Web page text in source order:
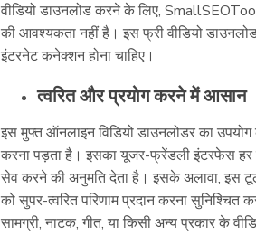
वीडियो डाउनलोड करने के लिए,
की आवश्यकता नहीं है। इस फ्री वीडियो
इंटरनेट कनेक्शन होना चाहिए।
त्वरित और प्रयोग करने में आसान
इस मुफ्त ऑनलाइन विडियो डाउनलोडर का
करना पड़ता है। इसका यूजर-फ्रेंडली इंटरफेस हर
सेव करने की अनुमति देता है। इसके अलावा, इस
को सुपर-त्वरित परिणाम प्रदान करना
सामग्री, नाटक, गीत, या किसी अन्य प्रकार के